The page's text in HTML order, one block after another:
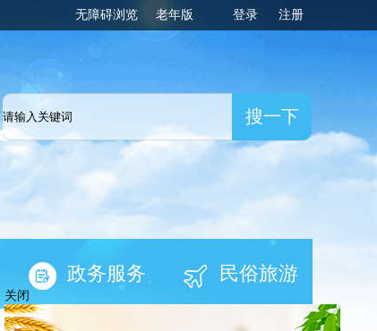
无障碍浏览 老年版 登录 注册
政务服务 民俗旅游